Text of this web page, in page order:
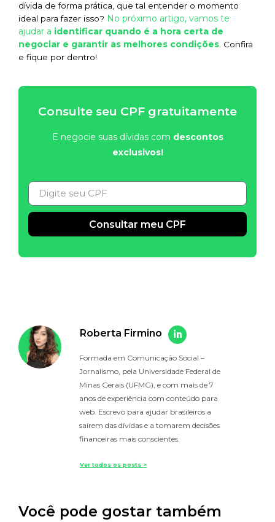
dívida de forma prática, que tal entender o momento
ideal para fazer isso? No próximo artigo, vamos te
ajudar a identificar quando é a hora certa de
negociar e garantir as melhores condições. Confira
e fique por dentro!
Consulte seu CPF gratuitamente
E negocie suas dívidas com descontos
exclusivos!
Consultar meu CPF
Roberta Firmino
Formada em Comunicação Social –
Jornalismo, pela Universidade Federal de
Minas Gerais (UFMG), e com mais de 7
anos de experiência com conteúdo para
web. Escrevo para ajudar brasileiros a
saírem das dívidas e a tomarem decisões
financeiras mais conscientes.
Ver todos os posts >
Você pode gostar também